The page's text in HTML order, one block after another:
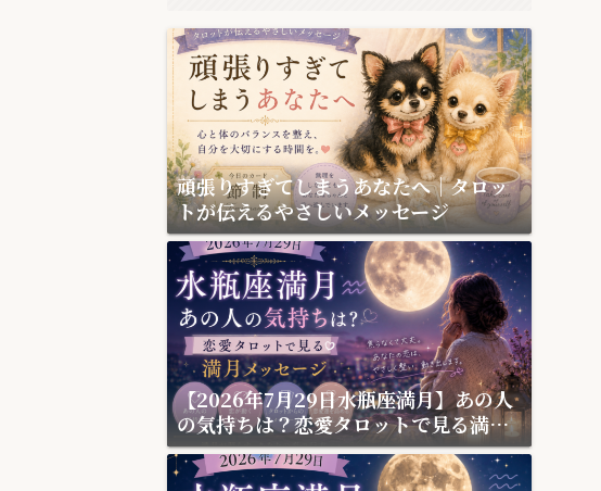
頑張りすぎてしまうあなたへ｜タロッ
トが伝えるやさしいメッセージ
【2026年7月29日水瓶座満月】あの人
の気持ちは？恋愛タロットで見る満月
メッセージ